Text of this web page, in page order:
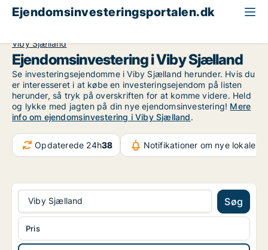
Ejendomsinvesteringsportalen.dk
Viby Sjælland
Ejendomsinvestering i Viby Sjælland
Se investeringsejendomme i Viby Sjælland herunder. Hvis du
er interesseret i at købe en investeringsejendom på listen
herunder, så tryk på overskriften for at komme videre. Held
og lykke med jagten på din nye ejendomsinvestering! Mere
info om ejendomsinvestering i Viby Sjælland.
Opdaterede 24h38 Notifikationer om nye lokaler
Viby Sjælland Søg
Pris